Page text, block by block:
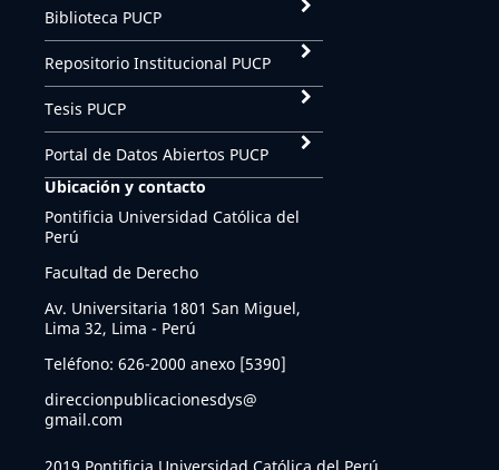
Biblioteca PUCP
Repositorio Institucional PUCP
Tesis PUCP
Portal de Datos Abiertos PUCP
Ubicación y contacto
Pontificia Universidad Católica del
Perú
Facultad de Derecho
Av. Universitaria 1801 San Miguel,
Lima 32, Lima - Perú
Teléfono: 626-2000 anexo [5390]
direccionpublicacionesdys@
gmail.com
2019 Pontificia Universidad Católica del Perú